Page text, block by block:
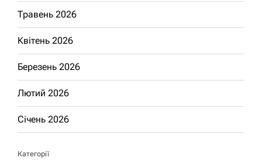
Травень 2026
Квітень 2026
Березень 2026
Лютий 2026
Січень 2026
Категорії